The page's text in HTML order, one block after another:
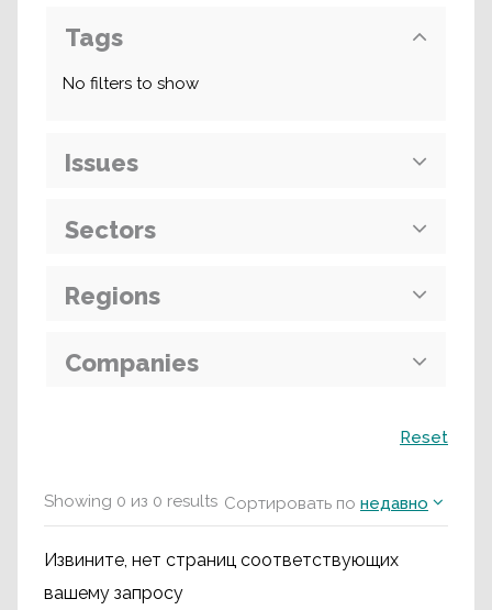
Showing 0 из 0 results Сортировать по недавно
Извините, нет страниц соответствующих
вашему запросу
Tags
No filters to show
Issues
Sectors
Regions
Companies
Reset